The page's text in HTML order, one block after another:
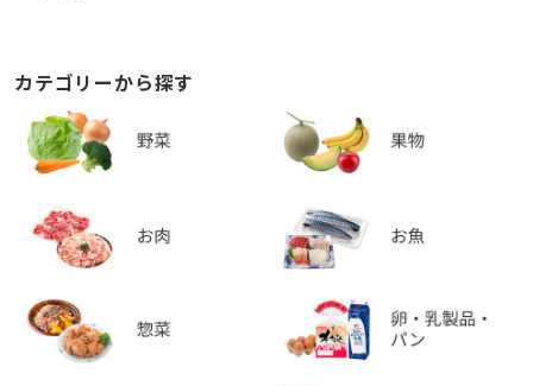
カテゴリーから探す